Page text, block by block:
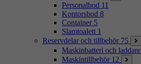
Personalbod 11
Kontorsbod 8
Container 5
Slamtoalett 1
Reservdelar och tillbehör 75
Maskinbatteri och laddare
Maskintillbehör 12